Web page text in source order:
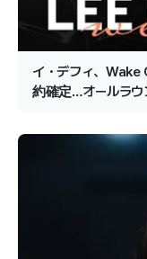
イ・デフィ、Wake
約確定…オールラウ